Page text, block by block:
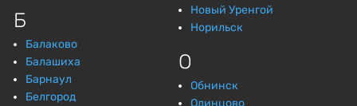
Б
Балаково
Балашиха
Барнаул
Белгород
Новый Уренгой
Норильск
О
Обнинск
Одинцово